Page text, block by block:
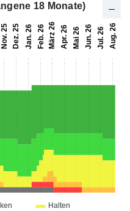
18 Monate)